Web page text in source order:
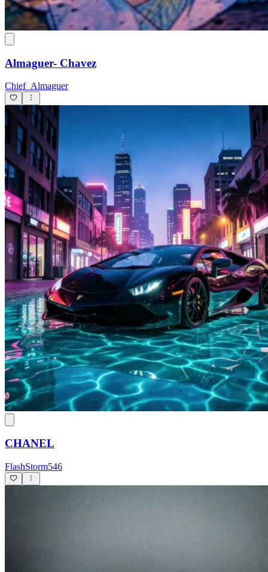
Almaguer- Chavez
Chief_Almaguer
CHANEL
FlashStorm546